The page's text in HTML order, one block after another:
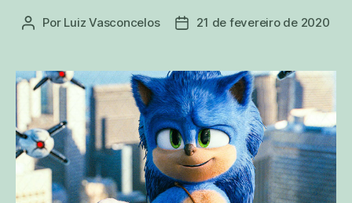
Autor
Por Luiz Vasconcelos
Data21 de fevereiro de 2020